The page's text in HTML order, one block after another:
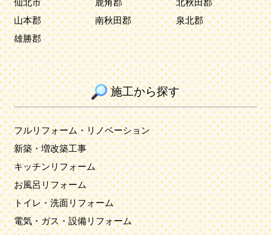
仙北市
鹿角郡
北秋田郡
山本郡
南秋田郡
泉北郡
雄勝郡
施工から探す
フルリフォーム・リノベーション
新築・増改築工事
キッチンリフォーム
お風呂リフォーム
トイレ・洗面リフォーム
電気・ガス・設備リフォーム